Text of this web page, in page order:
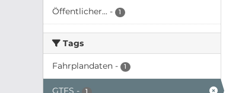
Öffentlicher... - 1
Tags
Fahrplandaten - 1
GTFS -